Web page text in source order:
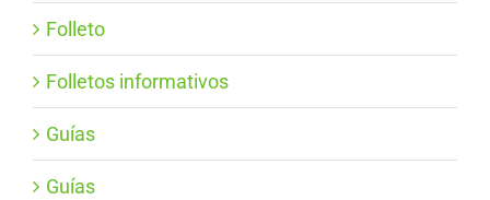
Folleto
Folletos informativos
Guías
Guías